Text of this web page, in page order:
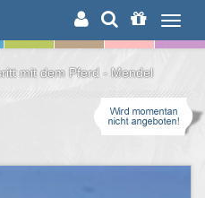
ERLEBNISSUCHE
mit dem Pferd - Mendel